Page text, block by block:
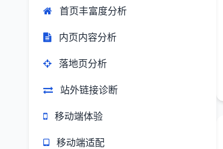
首页丰富度分析
内页内容分析
落地页分析
站外链接诊断
移动端体验
移动端适配